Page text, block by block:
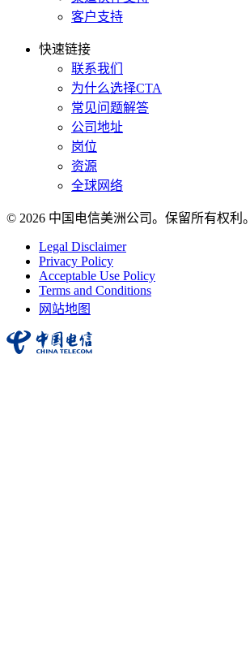
客户支持
快速链接
联系我们
为什么选择CTA
常见问题解答
公司地址
岗位
资源
全球网络
© 2026 中国电信美洲公司。保留所有权利。
Legal Disclaimer
Privacy Policy
Acceptable Use Policy
Terms and Conditions
网站地图